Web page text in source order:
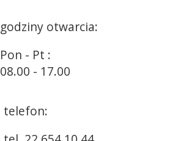
godziny otwarcia:
Pon - Pt :
08.00 - 17.00
telefon: